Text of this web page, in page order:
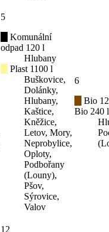
5
Komunální
odpad 120 l
Hlubany
Plast 1100 l
Buškovice,
Dolánky,
Hlubany,
Kaštice,
Kněžice,
Letov, Mory,
Neprobylice,
Oploty,
Podbořany
(Louny),
Pšov,
Sýrovice,
Valov
6
Bio
Bio 240 l
12